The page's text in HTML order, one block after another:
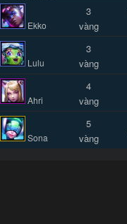
Ekko
3
vàng
Lulu
3
vàng
Ahri
4
vàng
Sona
5
vàng